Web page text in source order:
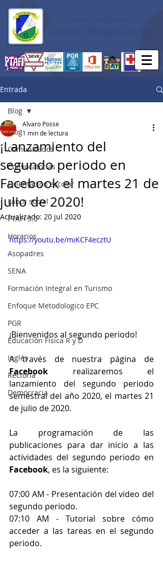
Entrada
Blog
Comunicados
Convocatorias
Orientación escolar
Labor social
PTAFI 3.0
Horarios
Asopadres
SENA
Formación Integral en Turismo
Enfoque Metodologico EPC
PGR
Educación Física R y D
Inglés
Rectoría
Democracia
Blog
¡Lanzamiento del
segundo periodo en
Facebook el martes 21 de
julio de 2020!
Alvaro Posse
1 min de lectura
Actualizado: 20 jul 2020
https://youtu.be/miKCF4ecztU
¡Bienvenidos al segundo periodo!
Facebook realizaremos el
lanzamiento del segundo periodo
semestral del año 2020, el martes 21
de julio de 2020.
La programación de las
publicaciones para dar inicio a las
Facebook, es la siguiente:
07:00 AM - Presentación del video del
segundo periodo.
07:10 AM - Tutorial sobre cómo
acceder a las tareas en el segundo
periodo.